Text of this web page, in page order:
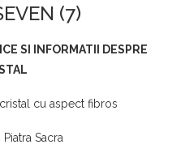
(7)
SI INFORMATII
DESPRE
cu aspect fibros
Sacra